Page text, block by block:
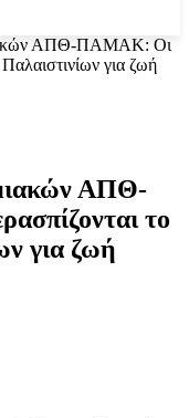
ΑΠΘ-ΠΑΜΑΚ: Οι
για ζωή
ΑΠΘ-
το
για ζωή